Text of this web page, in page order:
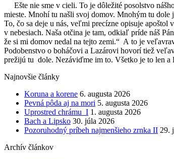
Ešte nie sme v cieli. To je dôležité posolstvo
mieste. Mnohí tu našli svoj domov. Mnohým tu dole
To, čo sa deje u nás, veľmi precízne opisuje
v nebesiach. Naša otčina je tam, odkiaľ príde náš
že si mi domov nedal na tejto zemi.“ A to je
Podobenstvo o boháčovi a Lazárovi hovorí tiež
prežijú tu dole. Nezáviďme im to. Všetko je to len a
Najnovšie články
Koruna a korene 6. augusta 2026
Pevná pôda aj na mori 5. augusta 2026
Uprostred chrámu I 1. augusta 2026
Bach a Lipsko 30. júla 2026
Pozoruhodný príbeh najmenšieho zrnka II 29.
Archív článkov